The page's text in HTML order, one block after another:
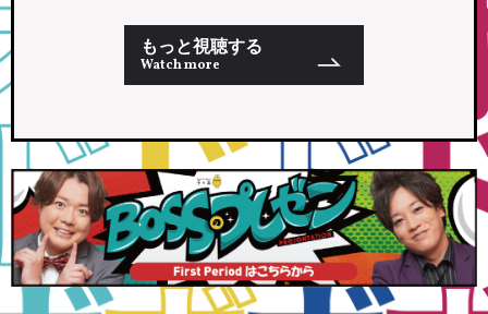
もっと視聴する
Watch more